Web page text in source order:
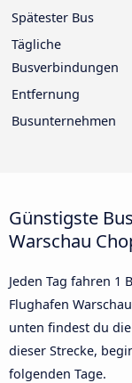
Spätester Bus
Tägliche
Busverbindungen
Entfernung
Busunternehmen
Günstigste
Warschau
Jeden Tag fahren 1
Flughafen
unten findest du
dieser Strecke,
folgenden Tage.